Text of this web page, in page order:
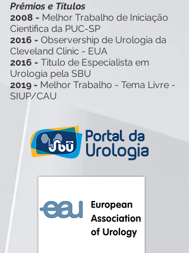
Prêmios e Títulos
2008 - Melhor Trabalho de Iniciação
Cientifica da PUC-SP
2016 - Observership de Urologia da
Cleveland Clinic - EUA
2016 - Titulo de Especialista em
Urologia pela SBU
2019 - Melhor Trabalho - Tema Livre -
SIUP/CAU